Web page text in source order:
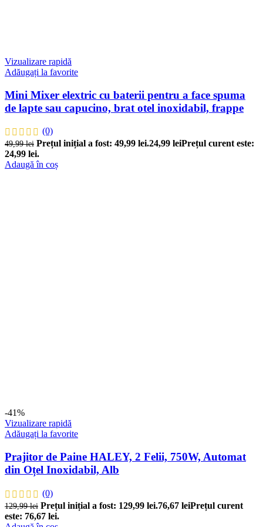
Vizualizare rapidă
Adăugați la favorite
Mini Mixer elextric cu baterii pentru a face spuma
de lapte sau capucino, brat otel inoxidabil, frappe
(0)
49,99lei Prețul inițial a fost: 49,99 lei.24,99 leiPrețul curent este:
24,99 lei.
Adaugă în coș
-41%
Vizualizare rapidă
Adăugați la favorite
Prajitor de Paine HALEY, 2 Felii, 750W, Automat
din Oțel Inoxidabil, Alb
(0)
129,99lei Prețul inițial a fost: 129,99 lei.76,67 leiPrețul curent
este: 76,67 lei.